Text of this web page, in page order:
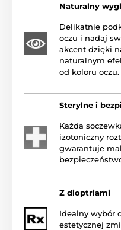
Naturalny
Delikatnie
oczu i nadaj
akcent dzięki
naturalnym
od koloru oczu.
Sterylne i
Każda
izotoniczny
gwarantuje
Z dioptriami
Idealny wybór
estetycznej